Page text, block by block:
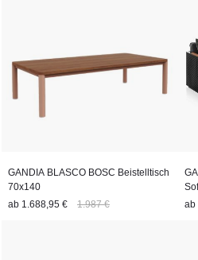
GANDIA BLASCO BOSC Beistelltisch
70x140
ab 1.688,95 € 1.987 €
ab